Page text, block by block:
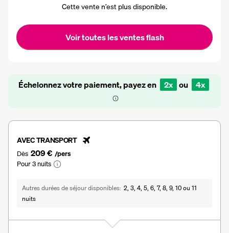
Cette vente n’est plus disponible.
Voir toutes les ventes flash
Échelonnez votre paiement, payez en 2x ou 4x
AVEC TRANSPORT
Dès 209 € /pers
Pour 3 nuits
Autres durées de séjour disponibles 2, 3, 4, 5, 6, 7, 8, 9, 10 ou 11
nuits